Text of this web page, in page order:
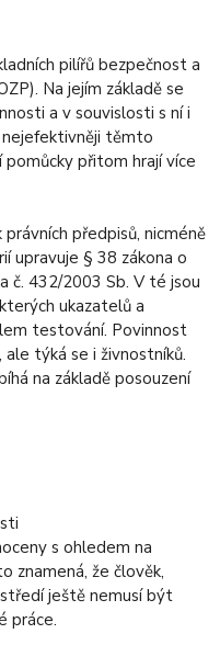
pilířů bezpečnost a
Na jejím základě se
a v souvislosti s ní i
těmto
pomůcky přitom hrají více
předpisů, nicméně
upravuje § 38 zákona o
č. 432/2003 Sb. V té jsou
ukazatelů a
testování. Povinnost
týká se i živnostníků.
na základě posouzení
s ohledem na
znamená, že člověk,
ještě nemusí být
práce.